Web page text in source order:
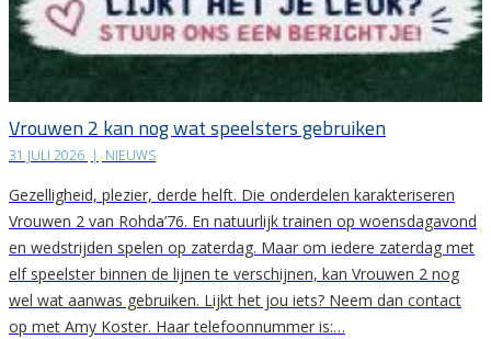
Vrouwen 2 kan nog wat speelsters gebruiken
31 JULI 2026 | NIEUWS
Gezelligheid, plezier, derde helft. Die onderdelen karakteriseren
Vrouwen 2 van Rohda’76. En natuurlijk trainen op woensdagavond
en wedstrijden spelen op zaterdag. Maar om iedere zaterdag met
elf speelster binnen de lijnen te verschijnen, kan Vrouwen 2 nog
wel wat aanwas gebruiken. Lijkt het jou iets? Neem dan contact
op met Amy Koster. Haar telefoonnummer is:…